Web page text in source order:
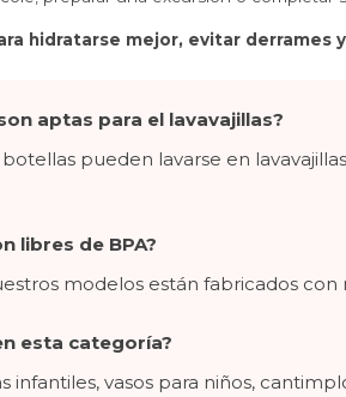
hidratarse mejor, evitar derrames
aptas para el lavavajillas?
pueden lavarse en
libres de BPA?
modelos están fabricados con
esta categoría?
infantiles, vasos para niños,